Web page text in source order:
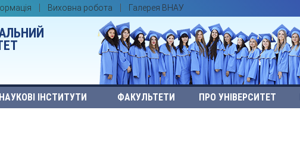
Виховна робота Галерея ВНАУ
ІНСТИТУТИ ФАКУЛЬТЕТИ ПРО УНІВЕРСИТЕТ